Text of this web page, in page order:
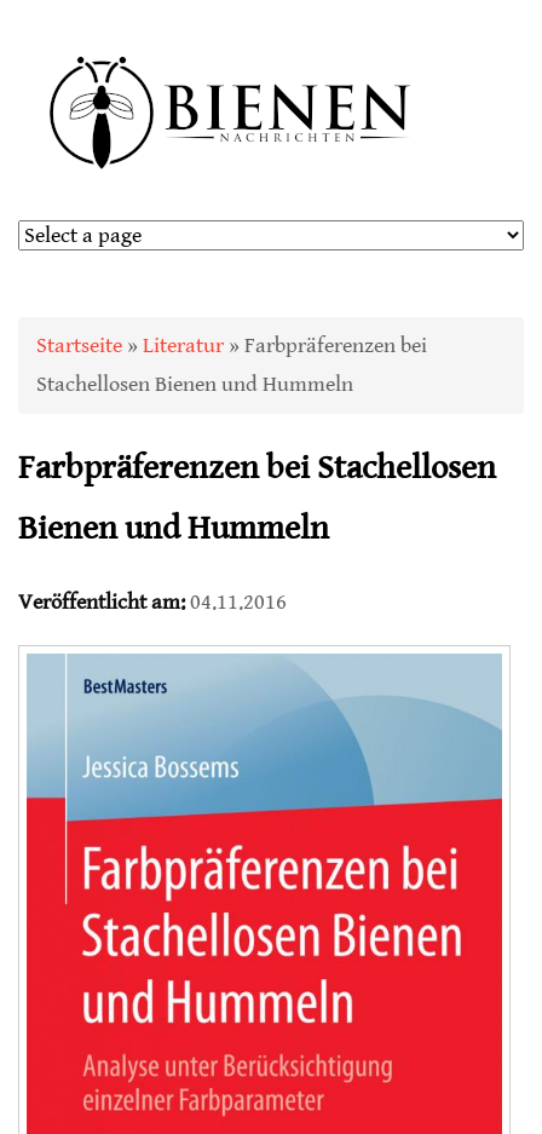
Sie sind hier
Startseite » Literatur » Farbpräferenzen bei
Stachellosen Bienen und Hummeln
Farbpräferenzen bei Stachellosen
Bienen und Hummeln
Veröffentlicht am:04.11.2016